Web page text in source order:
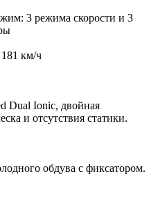
3 режима скорости и 3
км/ч
Dual Ionic, двойная
и отсутствия статики.
обдува с фиксатором.